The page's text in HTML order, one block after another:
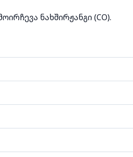
ნახშირჟანგი (CO).